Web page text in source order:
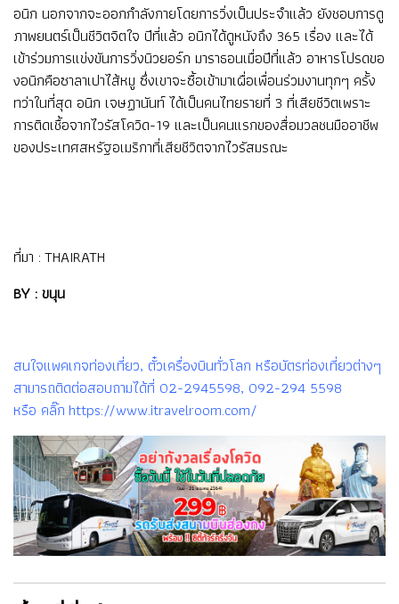
อนิก นอกจากจะออกกำลังกายโดยการวิ่งเป็นประจำแล้ว ยังชอบการดู
ภาพยนตร์เป็นชีวิตจิตใจ ปีที่แล้ว อนิกได้ดูหนังถึง 365 เรื่อง และได้
เข้าร่วมการแข่งขันการวิ่งนิวยอร์ก มาราธอนเมื่อปีที่แล้ว อาหารโปรดขอ
งอนิกคือซาลาเปาไส้หมู ซึ่งเขาจะซื้อเข้ามาเผื่อเพื่อนร่วมงานทุกๆ ครั้ง
ทว่าในที่สุด อนิก เจษฏานันท์ ได้เป็นคนไทยรายที่ 3 ที่เสียชีวิตเพราะ
การติดเชื้อจากไวรัสโควิด-19 และเป็นคนแรกของสื่อมวลชนมืออาชีพ
ของประเทศสหรัฐอเมริกาที่เสียชีวิตจากไวรัสมรณะ
ที่มา :THAIRATH
BY : ขนุน
สนใจแพคเกจท่องเที่ยว, ตั๋วเครื่องบินทั่วโลก หรือบัตรท่องเที่ยวต่างๆ
สามารถติดต่อสอบถามได้ที่ 02-2945598, 092-294 5598
หรือ คลิ๊ก https://www.itravelroom.com/